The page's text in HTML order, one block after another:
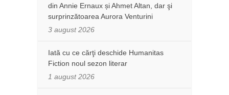
din Annie Ernaux și Ahmet Altan, dar şi
surprinzătoarea Aurora Venturini
3 august 2026
Iată cu ce cărţi deschide Humanitas
Fiction noul sezon literar
1 august 2026